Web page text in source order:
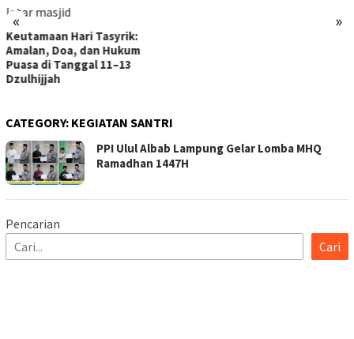
« »
Hari Tasyrik:
dan Hukum
11–13
CATEGORY: KEGIATAN SANTRI
PPI Ulul Albab Lampung Gelar Lomba MHQ
Ramadhan 1447H
Pencarian
Cari